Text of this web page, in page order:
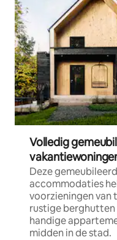
Volledig
Deze
accommodaties
voorzieningen van
rustige
handige
midden in de stad.